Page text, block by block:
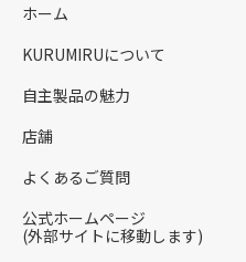
ホーム
KURUMIRUについて
自主製品の魅力
店舗
よくあるご質問
公式ホームページ
(外部サイトに移動します)